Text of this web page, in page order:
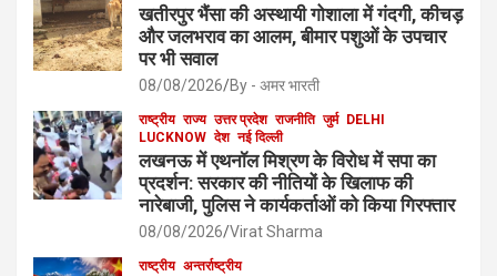
खतीरपुर भैंसा की अस्थायी गोशाला में गंदगी, कीचड़
और जलभराव का आलम, बीमार पशुओं के उपचार
पर भी सवाल
08/08/2026 By - अमर भारती
राष्ट्रीय राज्य उत्तर प्रदेश राजनीति जुर्म DELHI
LUCKNOW देश नई दिल्ली
लखनऊ में एथनॉल मिश्रण के विरोध में सपा का
प्रदर्शन: सरकार की नीतियों के खिलाफ की
नारेबाजी, पुलिस ने कार्यकर्ताओं को किया गिरफ्तार
08/08/2026 Virat Sharma
राष्ट्रीय अन्तर्राष्ट्रीय